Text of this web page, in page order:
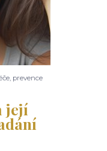
její
prevence